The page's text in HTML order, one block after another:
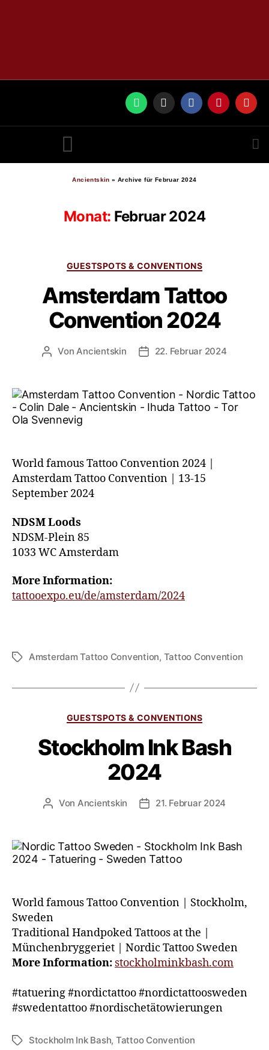
Ancientskin » Archive für Februar 2024
Monat: Februar 2024
GUESTSPOTS & CONVENTIONS
Amsterdam Tattoo
Convention 2024
VonAncientskin 22. Februar 2024
World famous Tattoo Convention 2024 |
Amsterdam Tattoo Convention | 13-15
September 2024
NDSM Loods
NDSM-Plein 85
1033 WC Amsterdam
More Information:
tattooexpo.eu/de/amsterdam/2024
Amsterdam Tattoo Convention, Tattoo Convention
GUESTSPOTS & CONVENTIONS
Stockholm Ink Bash
2024
Von Ancientskin 21. Februar 2024
World famous Tattoo Convention | Stockholm,
Sweden
Traditional Handpoked Tattoos at the |
Münchenbryggeriet | Nordic Tattoo Sweden
More Information: stockholminkbash.com
#tatuering #nordictattoo #nordictattoosweden
#swedentattoo #nordischetätowierungen
Stockholm Ink Bash, Tattoo Convention